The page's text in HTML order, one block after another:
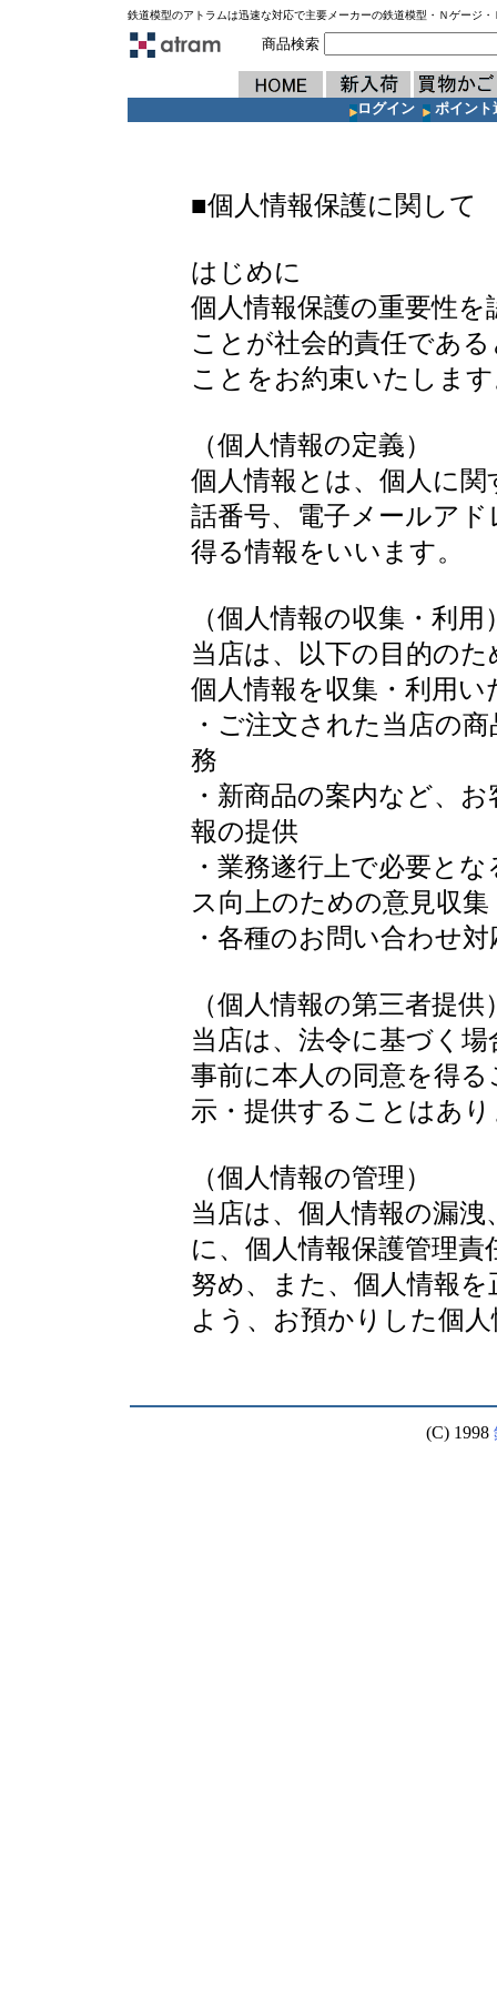
鉄道模型のアトラムは迅速な対応で主要メーカーの鉄道模型・Ｎゲージ
商品検索
ログイン ポイント
■個人情報保護に関して
はじめに
個人情報保護の重要性
ことが社会的責任であ
ことをお約束いたしま
（個人情報の定義）
個人情報とは、個人に
話番号、電子メールア
得る情報をいいます。
（個人情報の収集・利用
当店は、以下の目的の
個人情報を収集・利用い
・ご注文された当店の
務
・新商品の案内など、
報の提供
・業務遂行上で必要と
ス向上のための意見収集
・各種のお問い合わせ対
（個人情報の第三者提供
当店は、法令に基づく
事前に本人の同意を得
示・提供することはあ
（個人情報の管理）
当店は、個人情報の漏
に、個人情報保護管理
努め、また、個人情報
よう、お預かりした個
(C) 1998